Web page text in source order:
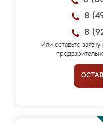
8
8
Или оставьте